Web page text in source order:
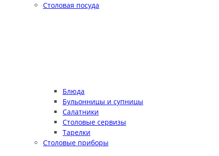
Столовая посуда
Блюда
Бульонницы и супницы
Салатники
Столовые сервизы
Тарелки
Столовые приборы